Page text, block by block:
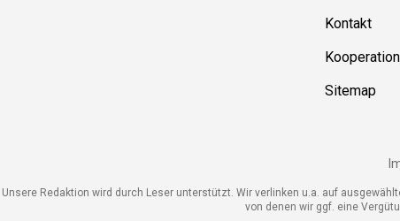
Unsere Redaktion wird durch Leser unterstützt. Wir verlinken u.a. auf ausgewählte